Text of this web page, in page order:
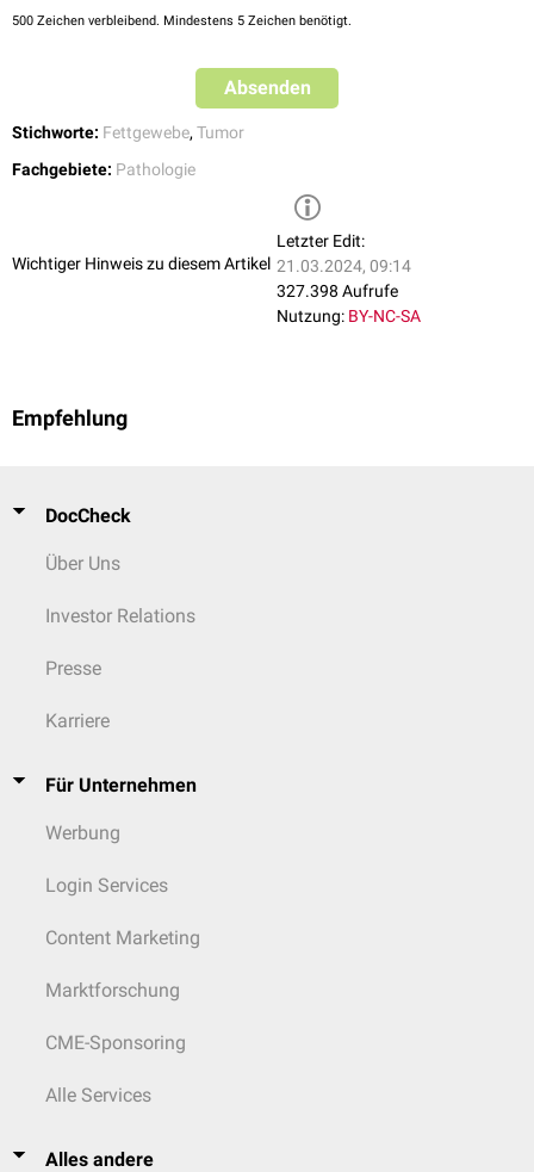
500 Zeichen verbleibend. Mindestens 5 Zeichen benötigt.
Absenden
Stichworte: Fettgewebe, Tumor
Fachgebiete: Pathologie
Wichtiger Hinweis zu diesem Artikel
Letzter Edit:
21.03.2024, 09:14
327.398 Aufrufe
Nutzung: BY-NC-SA
Empfehlung
DocCheck
Über Uns
Investor Relations
Presse
Karriere
Für Unternehmen
Werbung
Login Services
Content Marketing
Marktforschung
CME-Sponsoring
Alle Services
Alles andere